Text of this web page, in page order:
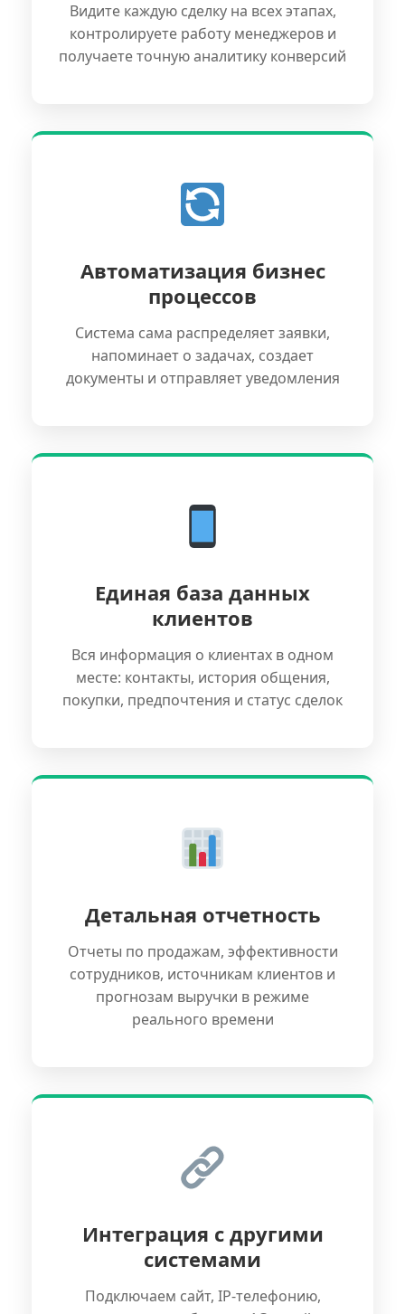
Видите каждую сделку на всех этапах,
контролируете работу менеджеров и
получаете точную аналитику конверсий
Автоматизация бизнес
процессов
Система сама распределяет заявки,
напоминает о задачах, создает
документы и отправляет уведомления
Единая база данных
клиентов
Вся информация о клиентах в одном
месте: контакты, история общения,
покупки, предпочтения и статус сделок
Детальная отчетность
Отчеты по продажам, эффективности
сотрудников, источникам клиентов и
прогнозам выручки в режиме
реального времени
Интеграция с другими
системами
Подключаем сайт, IP-телефонию,